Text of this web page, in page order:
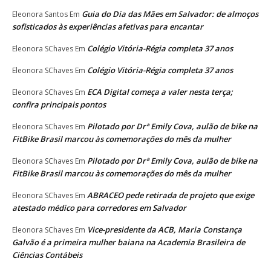
Eleonora Santos Em Guia do Dia das Mães em Salvador: de almoços
sofisticados às experiências afetivas para encantar
Eleonora SChaves Em Colégio Vitória-Régia completa 37 anos
Eleonora SChaves Em Colégio Vitória-Régia completa 37 anos
Eleonora SChaves Em ECA Digital começa a valer nesta terça;
confira principais pontos
Eleonora SChaves Em Pilotado por Drª Emily Cova, aulão de bike na
FitBike Brasil marcou às comemorações do mês da mulher
Eleonora SChaves Em Pilotado por Drª Emily Cova, aulão de bike na
FitBike Brasil marcou às comemorações do mês da mulher
Eleonora SChaves Em ABRACEO pede retirada de projeto que exige
atestado médico para corredores em Salvador
Eleonora SChaves Em Vice-presidente da ACB, Maria Constança
Galvão é a primeira mulher baiana na Academia Brasileira de
Ciências Contábeis